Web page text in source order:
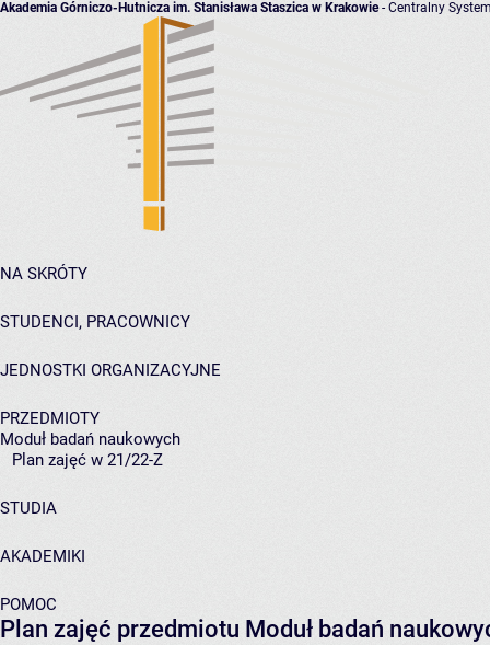
Akademia Górniczo-Hutnicza im. Stanisława Staszica w Krakowie- Centralny
NA SKRÓTY
STUDENCI, PRACOWNICY
JEDNOSTKI ORGANIZACYJNE
PRZEDMIOTY
Moduł badań naukowych
Plan zajęć w 21/22-Z
STUDIA
AKADEMIKI
POMOC
Plan zajęć przedmiotu Moduł badań